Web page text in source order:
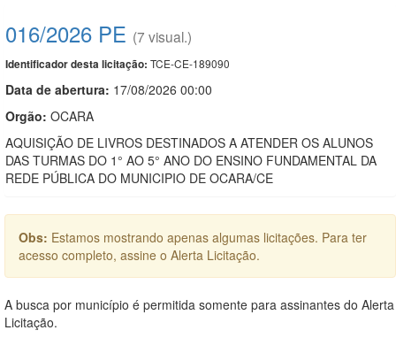
016/2026 PE (7 visual.)
Identificador desta licitação: TCE-CE-189090
Data de abertura: 17/08/2026 00:00
Orgão: OCARA
AQUISIÇÃO DE LIVROS DESTINADOS A ATENDER OS ALUNOS
DAS TURMAS DO 1° AO 5° ANO DO ENSINO FUNDAMENTAL DA
REDE PÚBLICA DO MUNICIPIO DE OCARA/CE
Obs: Estamos mostrando apenas algumas licitações. Para ter
acesso completo, assine o Alerta Licitação.
A busca por município é permitida somente para assinantes do Alerta
Licitação.